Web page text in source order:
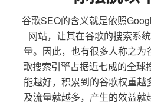
谷歌SEO的含义就是依照
网站，让其在谷歌的搜索系
量。因此，也有很多人称之
歌搜索引擎占据近七成的全球
能越好，积累到的谷歌权重越
及流量就越多，产生的效益就